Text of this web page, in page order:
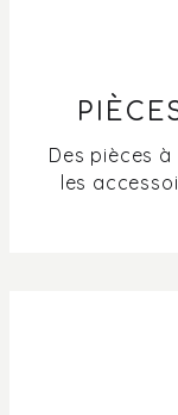
Des pièces
les